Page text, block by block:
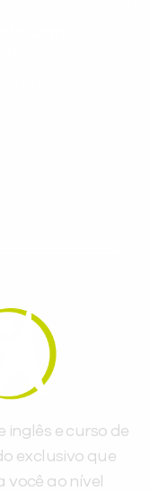
inglês e curso de
exclusivo que
você ao nível